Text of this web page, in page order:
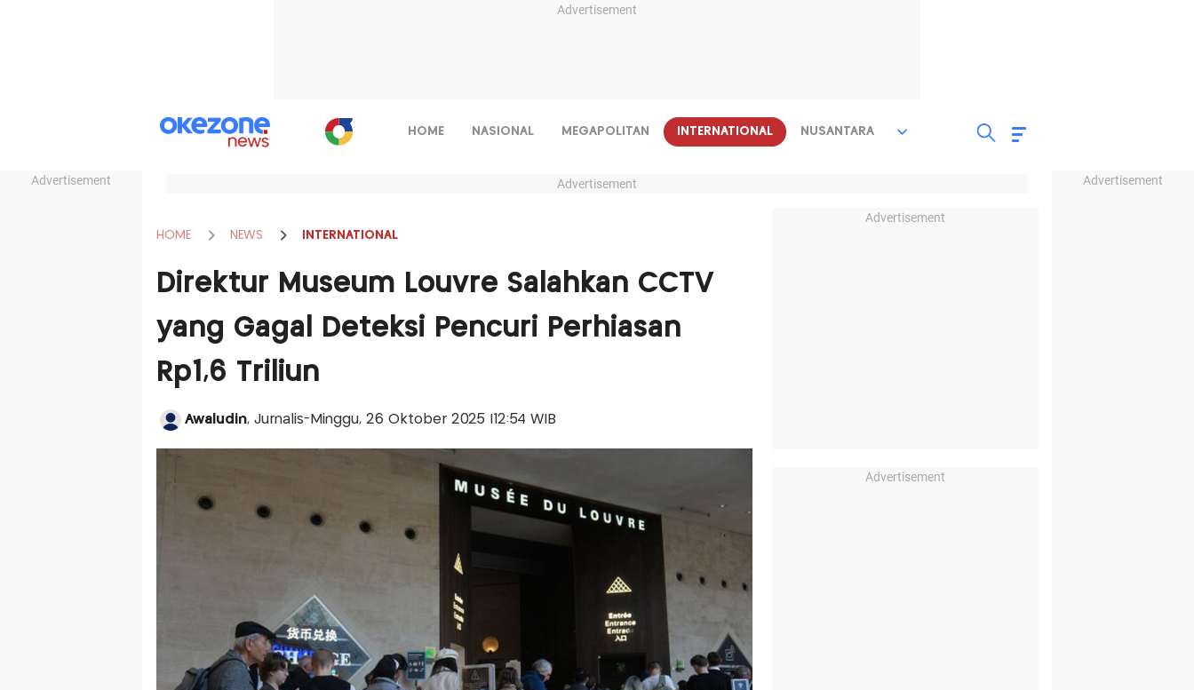
Advertisement
Advertisement Advertisement
HOME NASIONAL MEGAPOLITAN INTERNATIONAL NUSANTARA
Advertisement
HOME NEWS INTERNATIONAL
Direktur Museum Louvre Salahkan CCTV
yang Gagal Deteksi Pencuri Perhiasan
Rp1,6 Triliun
Awaludin, Jurnalis-Minggu, 26 Oktober 2025 |12:54 WIB
Advertisement
Advertisement